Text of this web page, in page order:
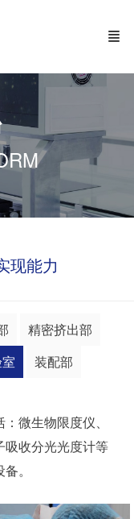
现能力
精密挤出部
装配部
微生物限度仪、
吸收分光光度计等
。